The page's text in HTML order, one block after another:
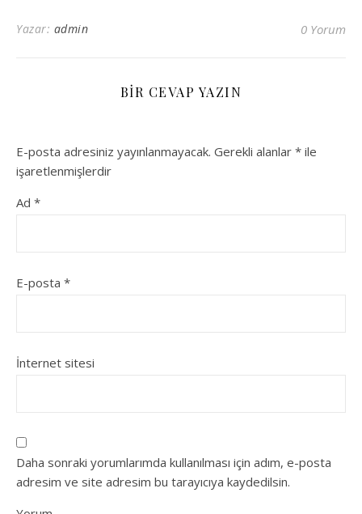
Yazar: admin 0 Yorum
BIR CEVAP YAZIN
E-posta adresiniz yayınlanmayacak. Gerekli alanlar * ile
işaretlenmişlerdir
Ad *
E-posta *
İnternet sitesi
Daha sonraki yorumlarımda kullanılması için adım, e-posta
adresim ve site adresim bu tarayıcıya kaydedilsin.